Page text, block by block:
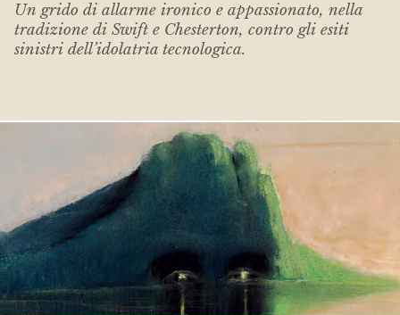
Un grido di allarme ironico e appassionato, nella
tradizione di Swift e Chesterton, contro gli esiti
sinistri dell’idolatria tecnologica.